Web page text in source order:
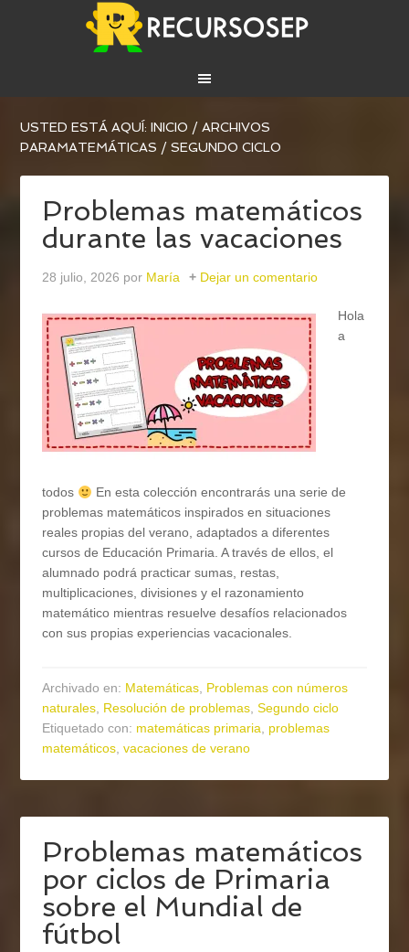
USTED ESTÁ AQUÍ:INICIO / ARCHIVOS
PARAMATEMÁTICAS / SEGUNDO CICLO
Problemas matemáticos
durante las vacaciones
28 julio, 2026 por María Dejar un comentario
Hola
a
todos
En esta colección encontrarás una serie de
problemas matemáticos inspirados en situaciones
reales propias del verano, adaptados a diferentes
cursos de Educación Primaria. A través de ellos, el
alumnado podrá practicar sumas, restas,
multiplicaciones, divisiones y el razonamiento
matemático mientras resuelve desafíos relacionados
con sus propias experiencias vacacionales.
Archivado en: Matemáticas, Problemas con números
naturales, Resolución de problemas,Segundo ciclo
Etiquetado con: matemáticas primaria, problemas
matemáticos,vacaciones de verano
Problemas matemáticos
por ciclos de Primaria
sobre el Mundial de
fútbol